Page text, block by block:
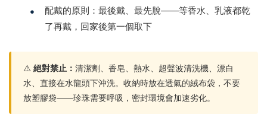
•
配戴的原則：最後戴、最先脫——等香水、乳液都乾
了再戴，回家後第一個取下
⚠️ 絕對禁止： 清潔劑、香皂、熱水、超聲波清洗機、漂白
水、直接在水龍頭下沖洗。收納時放在透氣的絨布袋，不要
放塑膠袋——珍珠需要呼吸，密封環境會加速劣化。